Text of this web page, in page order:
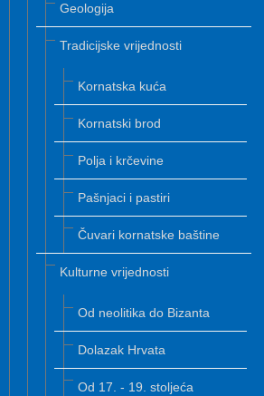
Geologija
Tradicijske vrijednosti
Kornatska kuća
Kornatski brod
Polja i krčevine
Pašnjaci i pastiri
Čuvari kornatske baštine
Kulturne vrijednosti
Od neolitika do Bizanta
Dolazak Hrvata
Od 17. - 19. stoljeća